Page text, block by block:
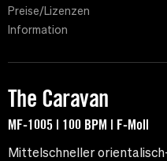
Preise/Lizenzen
Information
The Caravan
MF-1005 | 100 BPM | F-Moll
Mittelschneller